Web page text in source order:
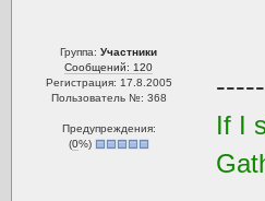
Группа:Участники
Сообщений: 120
Регистрация: 17.8.2005
Пользователь №: 368
Предупреждения:
(0%)
If I